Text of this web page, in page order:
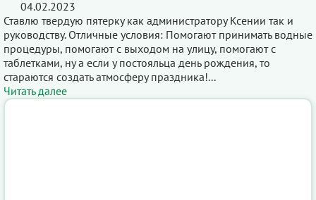
04.02.2023
Ставлю твердую пятерку как администратору Ксении так и
руководству. Отличные условия: Помогают принимать водные
процедуры, помогают с выходом на улицу, помогают с
таблетками, ну а если у постояльца день рождения, то
стараются создать атмосферу праздника!...
Читать далее